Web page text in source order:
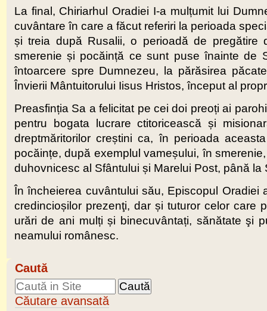
La final, Chiriarhul Oradiei I-a mulțumit lui
cuvântare în care a făcut referiri la perioada
și treia după Rusalii, o perioadă de pregătire
smerenie și pocăință ce sunt puse înainte de
întoarcere spre Dumnezeu, la părăsirea
Învierii Mântuitorului Iisus Hristos, început al
Preasfinția Sa a felicitat pe cei doi preoți ai
pentru bogata lucrare ctitoricească și
dreptmăritorilor creștini ca, în perioada
pocăințe, după exemplul vameșului, în
duhovnicesc al Sfântului și Marelui Post, până
În încheierea cuvântului său, Episcopul Oradiei
credincioșilor prezenţi, dar și tuturor celor care
urări de ani mulți și binecuvântați, sănătate şi
neamului românesc.
Caută
Căutare avansată